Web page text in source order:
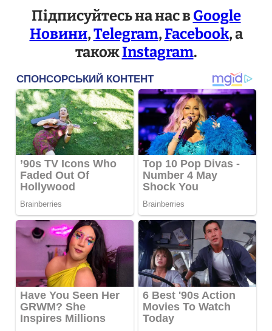
Підписуйтесь на нас вGoogle
Новини,Telegram,Facebook, а
такожInstagram.